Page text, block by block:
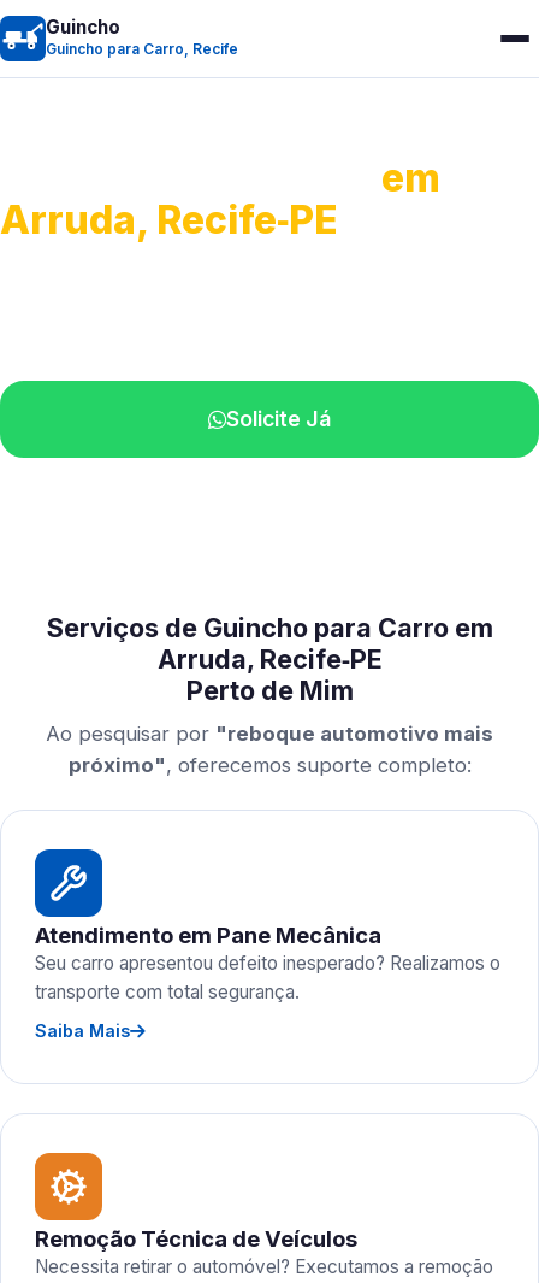
Guincho
Guincho para Carro, Recife
em
Arruda, Recife‑PE
Solicite Já
Serviços de Guincho para Carro em
Arruda, Recife‑PE
Perto de Mim
Ao pesquisar por "reboque automotivo mais
próximo", oferecemos suporte completo:
Atendimento em Pane Mecânica
Seu carro apresentou defeito inesperado? Realizamos o
transporte com total segurança.
Saiba Mais
Remoção Técnica de Veículos
Necessita retirar o automóvel? Executamos a remoção